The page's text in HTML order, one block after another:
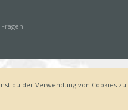
du der Verwendung von Cookies zu.